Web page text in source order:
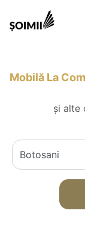
Mobilă La
și alte